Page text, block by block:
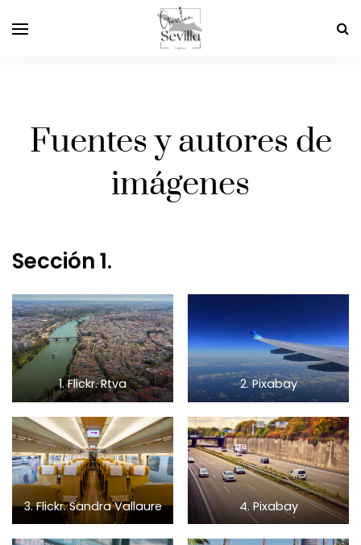
Fuentes y autores de
imágenes
Sección 1.
1. Flickr. Rtva 2. Pixabay
3. Flickr. Sandra Vallaure 4. Pixabay